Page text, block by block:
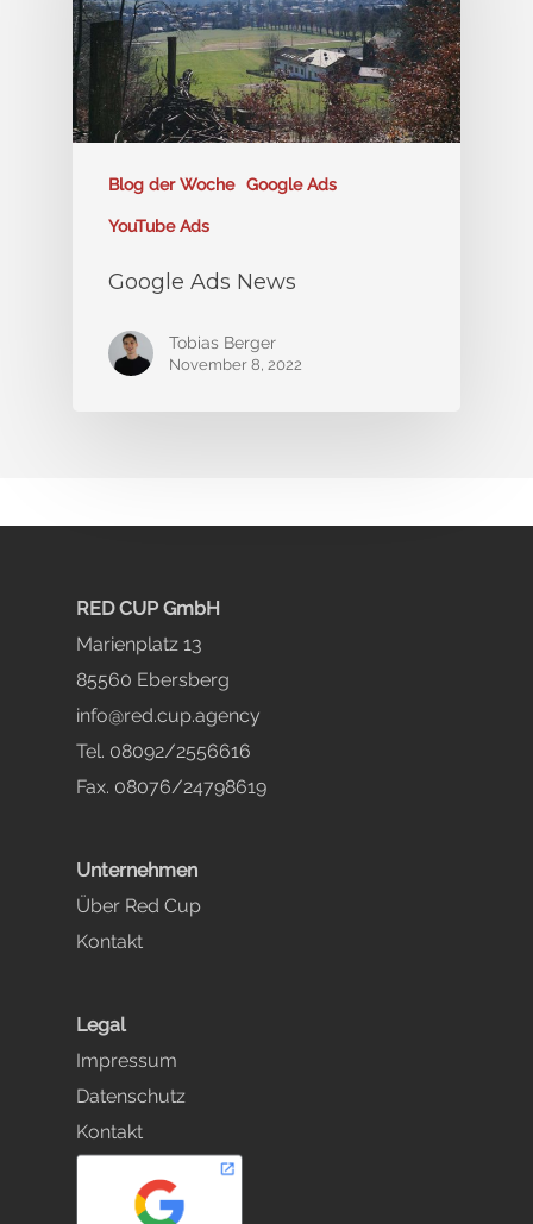
Blog der Woche Google Ads
YouTube Ads
Google Ads News
Tobias Berger
November 8, 2022
RED CUP GmbH
Marienplatz 13
85560 Ebersberg
info@red.cup.agency
Tel. 08092/2556616
Fax. 08076/24798619
Unternehmen
Über Red Cup
Kontakt
Legal
Impressum
Datenschutz
Kontakt